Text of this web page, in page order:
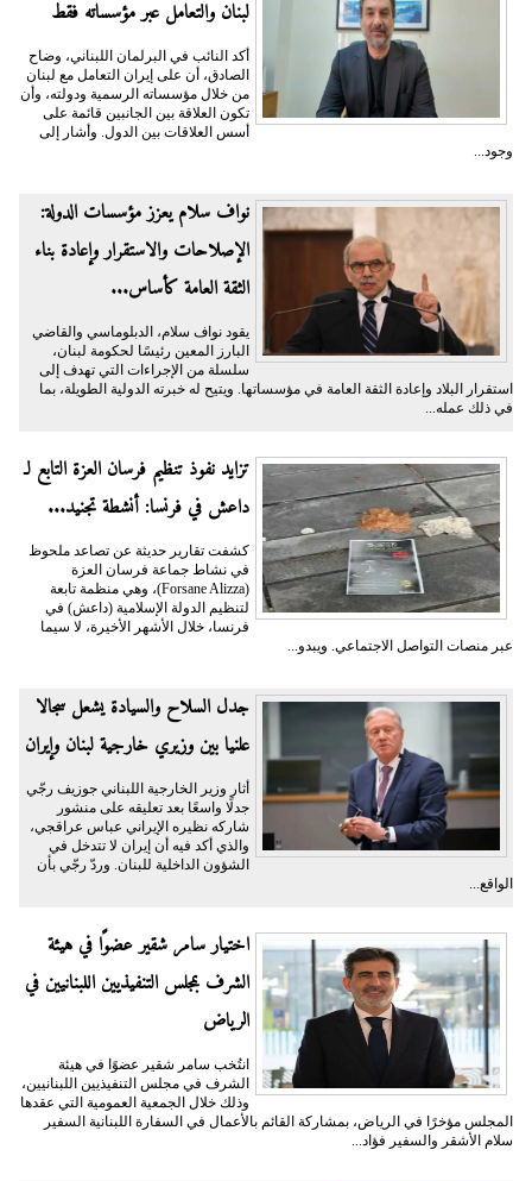
لبنان والتعامل عبر مؤسساته فقط
أكد النائب في البرلمان اللبناني، وضاح
الصادق، أن على إيران التعامل مع لبنان
من خلال مؤسساته الرسمية ودولته، وأن
تكون العلاقة بين الجانبين قائمة على
أسس العلاقات بين الدول. وأشار إلى
وجود...
نواف سلام يعزز مؤسسات الدولة:
الإصلاحات والاستقرار وإعادة بناء
الثقة العامة كأساس...
يقود نواف سلام، الدبلوماسي والقاضي
البارز المعين رئيسًا لحكومة لبنان،
سلسلة من الإجراءات التي تهدف إلى
استقرار البلاد وإعادة الثقة العامة في مؤسساتها. ويتيح له خبرته الدولية الطويلة، بما
في ذلك عمله...
تزايد نفوذ تنظيم فرسان العزة التابع لـ
داعش في فرنسا: أنشطة تجنيد...
كشفت تقارير حديثة عن تصاعد ملحوظ
في نشاط جماعة فرسان العزة
(Forsane Alizza)، وهي منظمة تابعة
لتنظيم الدولة الإسلامية (داعش) في
فرنسا، خلال الأشهر الأخيرة، لا سيما
عبر منصات التواصل الاجتماعي. ويبدو...
جدل السلاح والسيادة يشعل سجالا
علنيا بين وزيري خارجية لبنان وإيران
أثار وزير الخارجية اللبناني جوزيف رجّي
جدلًا واسعًا بعد تعليقه على منشور
شاركه نظيره الإيراني عباس عراقجي،
والذي أكد فيه أن إيران لا تتدخل في
الشؤون الداخلية للبنان. وردّ رجّي بأن
الواقع...
اختيار سامر شقير عضوًا في هيئة
الشرف بمجلس التنفيذيين اللبنانيين في
الرياض
انتُخب سامر شقير عضوًا في هيئة
الشرف في مجلس التنفيذيين اللبنانيين،
وذلك خلال الجمعية العمومية التي عقدها
المجلس مؤخرًا في الرياض، بمشاركة القائم بالأعمال في السفارة اللبنانية السفير
سلام الأشقر والسفير فؤاد...